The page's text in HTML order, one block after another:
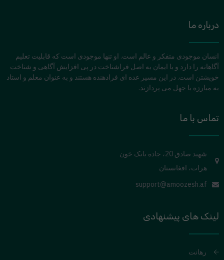
درباره ما
انسان موجودی متفکر و عالم است. او تنها موجودی است که قابلیت تعلیم
آگاهانه را دارد و با ایمان به اصل فراشناخت در پی افزایش آگاهی و شناخت
خویشتن است. در این مسیر عده ای فرادهنده هستند و به عنوان معلم و استاد
به مبارزه با جهل می پردازند.
تماس با ما
شهید صادق 20، جاده بانک خون
هرات، افغانستان
support@amoozesh.af
لینک های پیشنهادی
رهانت